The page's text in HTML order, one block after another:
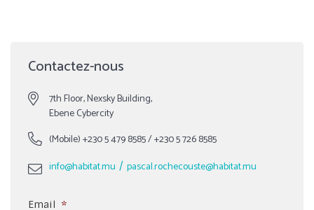
Contactez-nous
7th Floor, Nexsky Building,
Ebene Cybercity
(Mobile)+230 5 479 8585/+230 5 726 8585
info@habitat.mu / pascal.rochecouste@habitat.mu
Email *